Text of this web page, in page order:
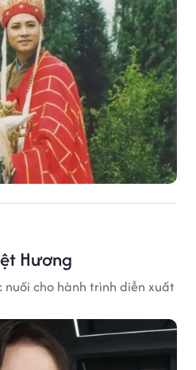
sản hàng chục tỷ NDT.
Hương
cho hành trình diễn xuất